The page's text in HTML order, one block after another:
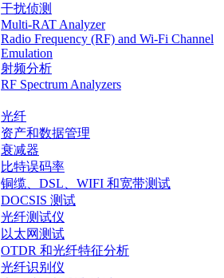
干扰侦测
Multi-RAT Analyzer
Radio Frequency (RF) and Wi-Fi Channel
Emulation
射频分析
RF Spectrum Analyzers
光纤
资产和数据管理
衰减器
比特误码率
铜缆、DSL、WIFI 和宽带测试
DOCSIS 测试
光纤测试仪
以太网测试
OTDR 和光纤特征分析
光纤识别仪